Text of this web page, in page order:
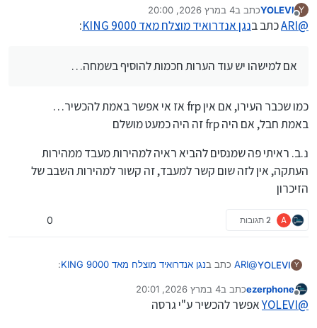
שאפשר גם להכניס סים? אם למישהו זה מאד מפריע הוא יכול לשפוך
שם דבק, בדקתי טוב את השוק ואין עוד שום מכשיר בכזה גודל ואיכות
Y
מנותק
YOLEVIכתב ב4 במרץ 2026, 20:00
נערך לאחרונה על ידי YOLEVI3 באפר׳ 2026, 21:05
@
ARIכתב בנגן אנדרואיד מוצלח מאד KING 9000 :
אם למישהו יש עוד הערות חכמות להוסיף בשמחה…
כמו שכבר העירו, אם אין frp אז אי אפשר באמת להכשיר…
באמת חבל, אם היה frp זה היה כמעט מושלם
נ.ב. ראיתי פה שמנסים להביא ראיה למהירות מעבד ממהירות
העתקה, אין לזה שום קשר למעבד, זה קשור למהירות השבב של
הזיכרון
A 2 תגובות 0
Y
YOLEVI
@
ARI כתב בנגן אנדרואיד מוצלח מאד KING 9000 :
אם למישהו יש עוד הערות חכמות להוסיף בשמחה… מנותק
ezerphoneכתב ב4 במרץ 2026, 20:01
נערך לאחרונה על ידי ezerphone3 באפר׳ 2026, 21:02
@
YOLEVIאפשר להכשיר ע"י גרסה